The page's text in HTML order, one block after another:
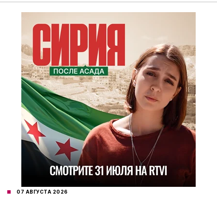
07 АВГУСТА 2026